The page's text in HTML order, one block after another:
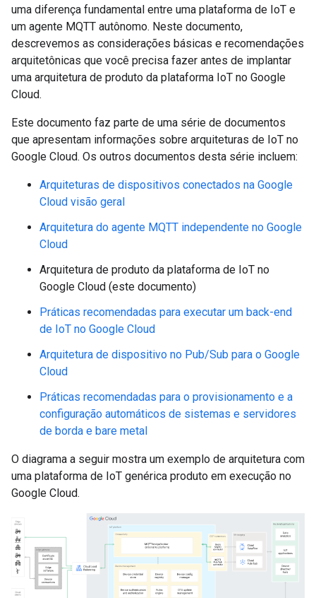
uma diferença fundamental entre uma plataforma de IoT e
um agente MQTT autônomo. Neste documento,
descrevemos as considerações básicas e recomendações
arquitetônicas que você precisa fazer antes de implantar
uma arquitetura de produto da plataforma IoT no Google
Cloud.
Este documento faz parte de uma série de documentos
que apresentam informações sobre arquiteturas de IoT no
Google Cloud. Os outros documentos desta série incluem:
Arquiteturas de dispositivos conectados na Google
Cloud visão geral
Arquitetura do agente MQTT independente no Google
Cloud
Arquitetura de produto da plataforma de IoT no
Google Cloud (este documento)
Práticas recomendadas para executar um back-end
de IoT no Google Cloud
Arquitetura de dispositivo no Pub/Sub para o Google
Cloud
Práticas recomendadas para o provisionamento e a
configuração automáticos de sistemas e servidores
de borda e bare metal
O diagrama a seguir mostra um exemplo de arquitetura com
uma plataforma de IoT genérica produto em execução no
Google Cloud.